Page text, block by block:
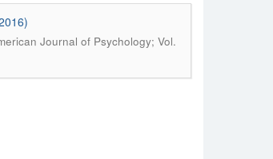
Journal of Psychology; Vol.